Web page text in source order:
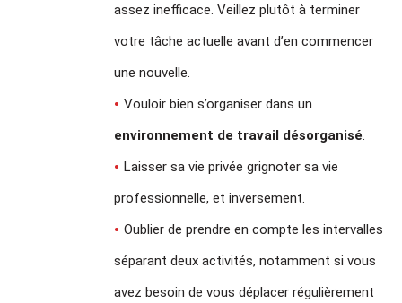
assez inefficace. Veillez plutôt à terminer
votre tâche actuelle avant d’en commencer
une nouvelle.
Vouloir bien s’organiser dans un
environnement de travail désorganisé.
Laisser sa vie privée grignoter sa vie
professionnelle, et inversement.
Oublier de prendre en compte les intervalles
séparant deux activités, notamment si vous
avez besoin de vous déplacer régulièrement